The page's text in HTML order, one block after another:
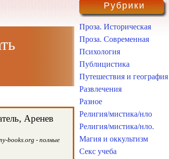
Аренев
books.org - полные
Рубрики
Проза. Историческая
Проза. Современная
Психология
Публицистика
Путешествия и география
Развлечения
Разное
Религия/мистика/нло
Религия/мистика/нло.
Магия и оккультизм
Секс учеба